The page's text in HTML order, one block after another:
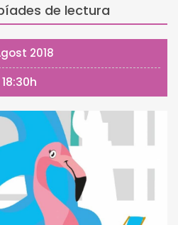
de lectura
2018
18:30h